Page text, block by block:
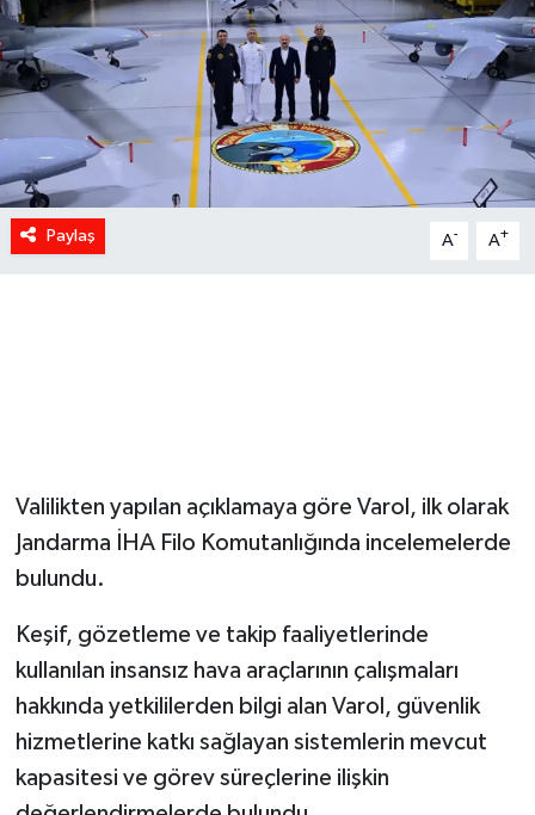
Paylaş A- A+
Valilikten yapılan açıklamaya göre Varol, ilk olarak
Jandarma İHA Filo Komutanlığında incelemelerde
bulundu.
Keşif, gözetleme ve takip faaliyetlerinde
kullanılan insansız hava araçlarının çalışmaları
hakkında yetkililerden bilgi alan Varol, güvenlik
hizmetlerine katkı sağlayan sistemlerin mevcut
kapasitesi ve görev süreçlerine ilişkin